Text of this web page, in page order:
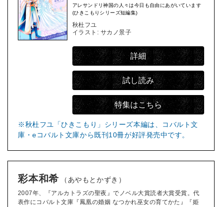
アレサンドリ神国の人々は今日も自由にあがいています
(ひきこもりシリーズ短編集)
秋杜フユ
イラスト: サカノ景子
詳細
試し読み
特集はこちら
※秋杜フユ「ひきこもり」シリーズ本編は、コバルト文
庫・eコバルト文庫から既刊10冊が好評発売中です。
彩本和希 （あやもとかずき）
2007年、『アルカトラズの聖夜』でノベル大賞読者大賞受賞。代
表作にコバルト文庫『鳳凰の婚姻 なつかれ巫女の育てかた』『姫